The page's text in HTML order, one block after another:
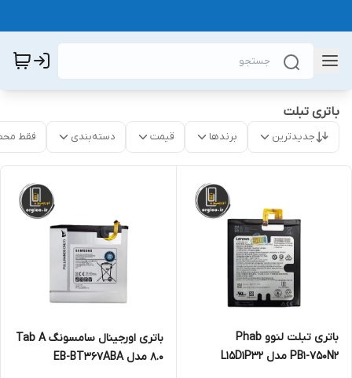
باتری تبلت
جدیدترین برندها قیمت دسته‌بندی فقط
باتری تبلت لنوو Phab
PB۱-۷۵۰N۲ مدل L15D1P32
باتری اورجینال سامسونگ Tab A
8.0 مدل EB-BT367ABA